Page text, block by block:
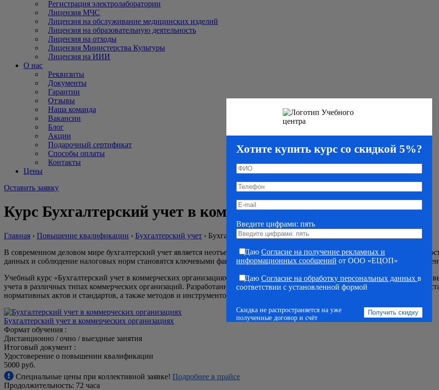
Регистрация электролаборатории
Лицензия МЧС
Лицензия на обслуживание медицинских изделий
Лицензия на образовательную деятельность
Лицензия на отходы
Лицензия Министерства Культуры
Лицензия на ИИИ
О нас
Реквизиты
Документы
Гарантии
Отзывы
Наша команда
Вакансии
Блог
Акции
Подарочный сертификат
Способы оплаты
Контакты
Цены
Оставить заявку
Курс Бухгалтерский учет в коммерческих организациях
Главная › Повышение квалификации › Бухгалтерский учет › Бухгалтерский учет в коммерческих организациях
В современном деловом мире бухгалтерский учет является неотъемлемой частью успешной коммерческой деятельности.
данных и соблюдение налоговых норм становятся ключевыми факторами для достижения финансовой стабильности и
Учебный курс «Бухгалтерский учет в коммерческих организациях» предлагает студентам обширные знания и практические
учета в различных типах коммерческих организаций. Разработанный на протяжении 72 академических часов, этот курс
нормативных актов и стандартов, а также методов и инструментов, используемых в бухгалтерской практике.
Бухгалтерский учет в коммерческих организациях
Формат обучения :
Дистанционно / очно / выездные занятия
Итоговый документ :
Удостоверение о повышении квалификации
5000 руб.
Специальные цены при коллективной заявке! Подробнее в прайсе
Продолжительность: 72 часа
Хотите купить курс со скидкой 5%?
Введите цифрами: пять
Даю Согласие на получение рекламных и
информационных сообщений от ООО «ЕЦОП»
Даю Согласие на обработку персональных данных в
соответствии с установленной формой
Скидка не распространяется на уже
полученные договор и счёт